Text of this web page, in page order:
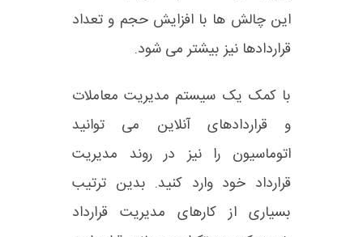
این چالش ها با افزایش حجم و تعداد
قراردادها نیز بیشتر می شود.
با کمک یک سیستم مدیریت معاملات
و قراردادهای آنلاین می توانید
اتوماسیون را نیز در روند مدیریت
قرارداد خود وارد کنید. بدین ترتیب
بسیاری از کارهای مدیریت قرارداد